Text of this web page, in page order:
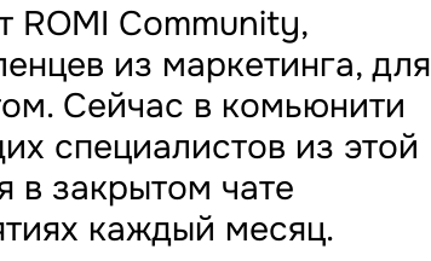
ROMI Community,
из маркетинга, для
Cейчас в комьюнити
специалистов из этой
в закрытом чате
каждый месяц.